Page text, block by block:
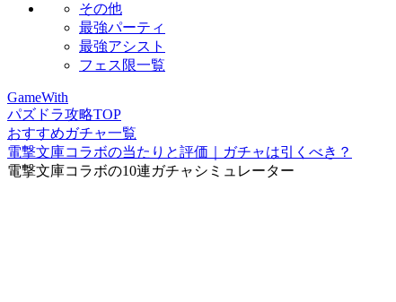
その他
最強パーティ
最強アシスト
フェス限一覧
GameWith
パズドラ攻略TOP
おすすめガチャ一覧
電撃文庫コラボの当たりと評価｜ガチャは引くべき？
電撃文庫コラボの10連ガチャシミュレーター